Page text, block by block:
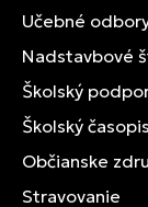
Učebné
Nadstavbové
Školský
Školský
Občianske
Stravovanie